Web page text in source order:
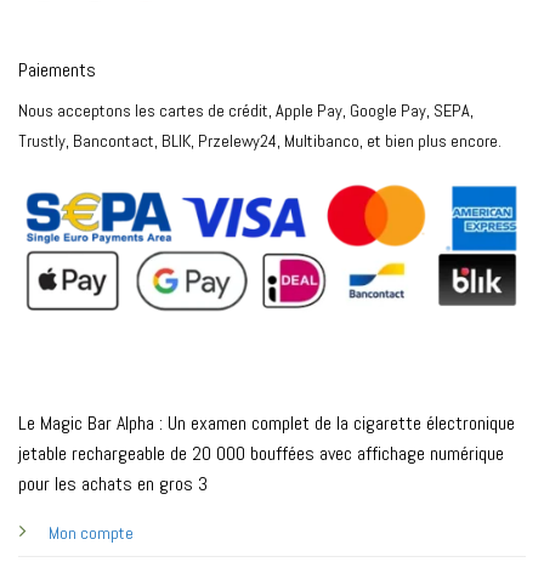
Le Magic Bar Alpha : Un examen complet de la cigarette électronique
jetable rechargeable de 20 000 bouffées avec affichage numérique
pour les achats en gros 3
Mon compte
Paiements
Nous acceptons les cartes de crédit, Apple Pay, Google Pay, SEPA,
Trustly, Bancontact, BLIK, Przelewy24, Multibanco, et bien plus encore.